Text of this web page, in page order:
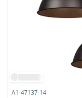
A1-47137-14